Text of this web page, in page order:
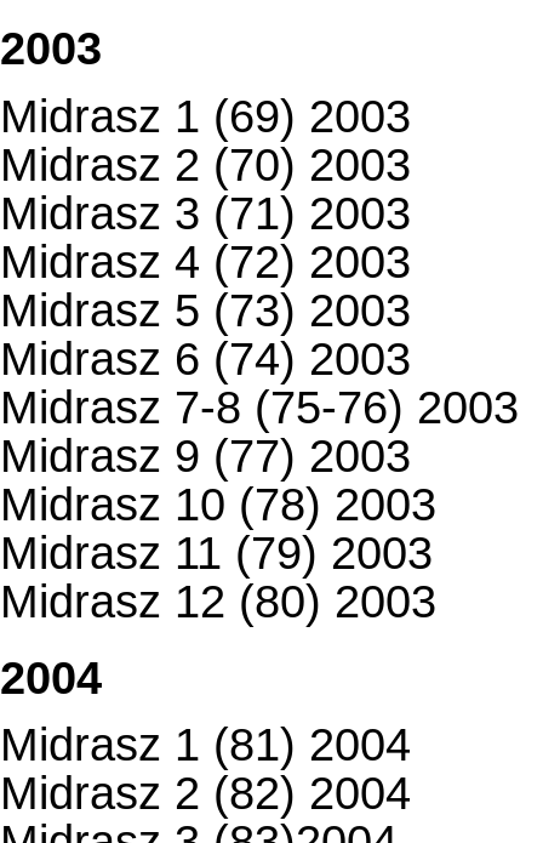
2003
Midrasz 1 (69) 2003
Midrasz 2 (70) 2003
Midrasz 3 (71) 2003
Midrasz 4 (72) 2003
Midrasz 5 (73) 2003
Midrasz 6 (74) 2003
Midrasz 7-8 (75-76) 2003
Midrasz 9 (77) 2003
Midrasz 10 (78) 2003
Midrasz 11 (79) 2003
Midrasz 12 (80) 2003
2004
Midrasz 1 (81) 2004
Midrasz 2 (82) 2004